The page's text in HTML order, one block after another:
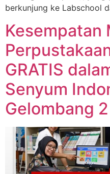
berkunjung ke Labschool
Kesempatan
GRATIS
Senyum
Gelombang 2